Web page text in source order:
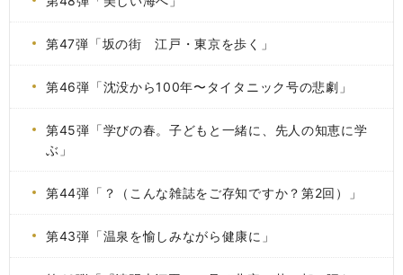
第47弾「坂の街 江戸・東京を歩く」
第46弾「沈没から100年〜タイタニック号の悲劇」
第45弾「学びの春。子どもと一緒に、先人の知恵に学
ぶ」
第44弾「？（こんな雑誌をご存知ですか？第2回）」
第43弾「温泉を愉しみながら健康に」